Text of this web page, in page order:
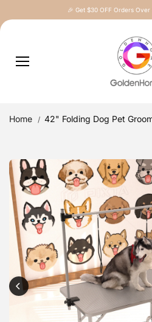
🎉 Get $30 OFF Orders
Home 42" Folding Dog Pet